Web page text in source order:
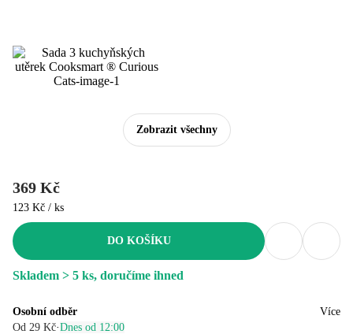
Zobrazit všechny
369 Kč
123 Kč / ks
DO KOŠÍKU
Skladem > 5 ks, doručíme ihned
Osobní odběr
Od 29 Kč·Dnes od 12:00
Více